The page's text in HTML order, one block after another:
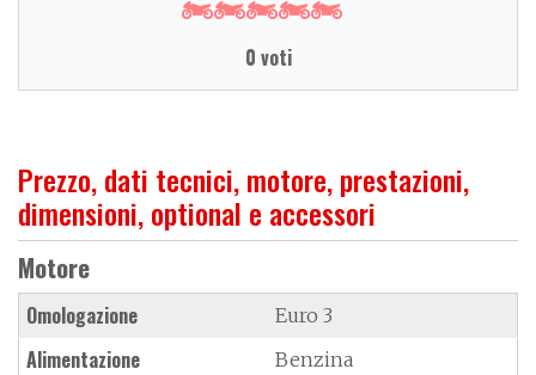
0 voti
Prezzo, dati tecnici, motore, prestazioni,
dimensioni, optional e accessori
Motore
Omologazione Euro 3
Alimentazione Benzina